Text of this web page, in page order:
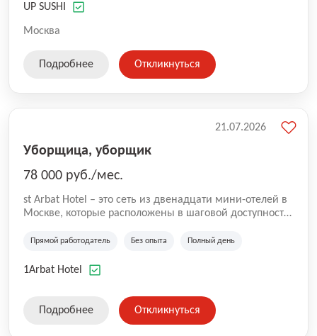
UP SUSHI
Москва
Подробнее Откликнуться
Уборщица, уборщик
78 000 руб./мес.
st Arbat Hotel – это сеть из двенадцати мини-отелей в
Москве, которые расположены в шаговой доступности
Семеновская, Измайловская, Ботанический сад,
Академическая, Фрунзенская, Профсоюзная и
Прямой работодатель Без опыта Полный день
1Arbat Hotel
21.07.2026
Подробнее Откликнуться